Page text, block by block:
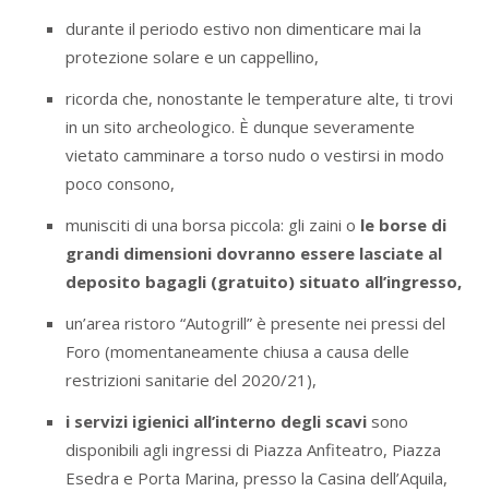
durante il periodo estivo non dimenticare mai la
protezione solare e un cappellino,
ricorda che, nonostante le temperature alte, ti trovi
in un sito archeologico. È dunque severamente
vietato camminare a torso nudo o vestirsi in modo
poco consono,
munisciti di una borsa piccola: gli zaini o le borse di
grandi dimensioni dovranno essere lasciate al
deposito bagagli (gratuito) situato all’ingresso,
un’area ristoro “Autogrill” è presente nei pressi del
Foro (momentaneamente chiusa a causa delle
restrizioni sanitarie del 2020/21),
i servizi igienici all’interno degli scavi sono
disponibili agli ingressi di Piazza Anfiteatro, Piazza
Esedra e Porta Marina, presso la Casina dell’Aquila,